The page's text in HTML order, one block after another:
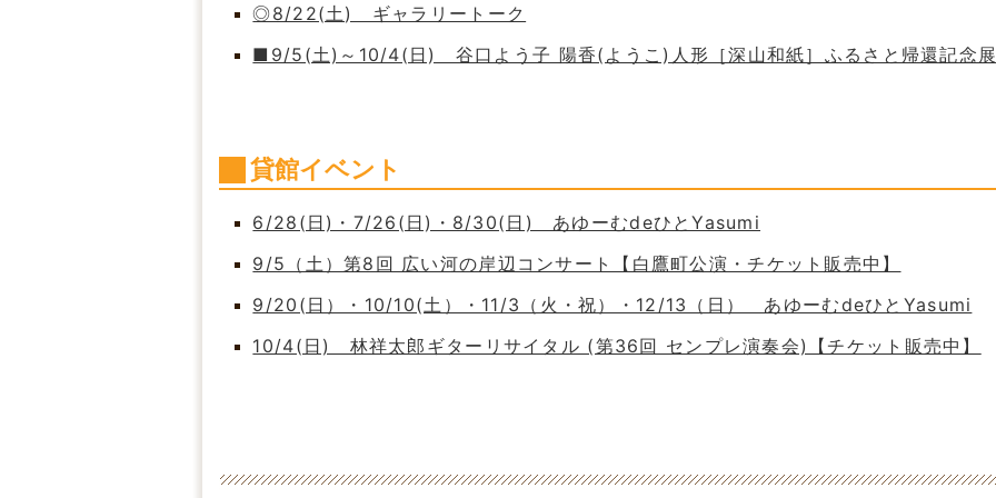
◎8/22(土) ギャラリートーク
■9/5(土)～10/4(日) 谷口よう子 陽香(ようこ)人形［深山和紙］ふるさと帰還記念
貸館イベント
6/28(日)・7/26(日)・8/30(日) あゆーむdeひとYasumi
9/5（土）第8回 広い河の岸辺コンサート【白鷹町公演・チケット販売中】
9/20(日）・10/10(土）・11/3（火・祝）・12/13（日） あゆーむdeひとYasumi
10/4(日) 林祥太郎ギターリサイタル (第36回 センプレ演奏会)【チケット販売中】